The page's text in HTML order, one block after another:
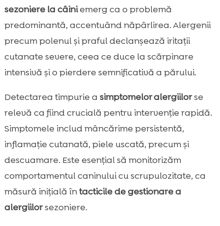
sezoniere la câiniemerg ca o problemă
predominantă, accentuând năpârlirea. Alergenii
precum polenul și praful declanșează iritații
cutanate severe, ceea ce duce la scărpinare
intensivă și o pierdere semnificativă a părului.
Detectarea timpurie a simptomelor alergiilorse
relevă ca fiind crucială pentru intervenție rapidă.
Simptomele includ mâncărime persistentă,
inflamație cutanată, piele uscată, precum și
descuamare. Este esențial să monitorizăm
comportamentul caninului cu scrupulozitate, ca
măsură inițială întacticile de gestionare a
alergiilorsezoniere.